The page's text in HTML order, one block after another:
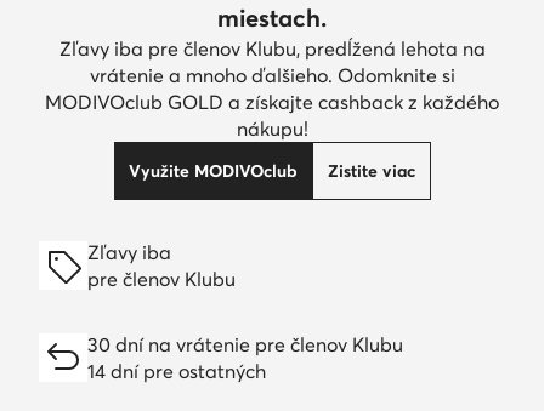
miestach.
Zľavy iba pre členov Klubu, predĺžená lehota na
vrátenie a mnoho ďalšieho. Odomknite si
MODIVOclub GOLD a získajte cashback z každého
nákupu!
Využite MODIVOclub Zistite viac
Zľavy iba
pre členov Klubu
30 dní na vrátenie pre členov Klubu
14 dní pre ostatných